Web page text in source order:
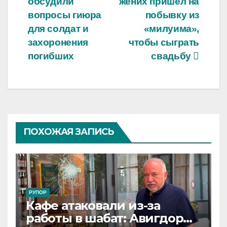
по
записям
побывку из
«милуима»,
чтобы сыграть
свадьбу
вопросы гиюра
для солдат и
захоронения
погибших
ПОХОЖАЯ ЗАПИСЬ
РУПОР
Кафе атаковали из-за
работы в шабат: Авигдор